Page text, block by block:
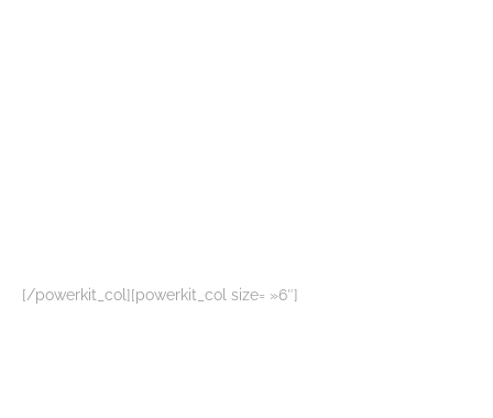
[/powerkit_col][powerkit_col size= »6″]